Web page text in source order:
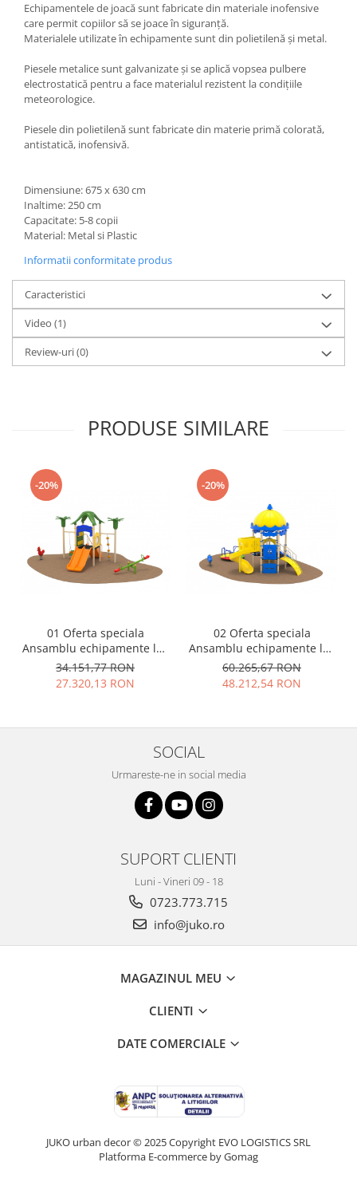
Echipamentele de joacă sunt fabricate din materiale inofensive
care permit copiilor să se joace în siguranță.
Materialele utilizate în echipamente sunt din polietilenă și metal.
Piesele metalice sunt galvanizate și se aplică vopsea pulbere
electrostatică pentru a face materialul rezistent la condițiile
meteorologice.
Piesele din polietilenă sunt fabricate din materie primă colorată,
antistatică, inofensivă.
Dimensiune: 675 x 630 cm
Inaltime: 250 cm
Capacitate: 5-8 copii
Material: Metal si Plastic
Informatii conformitate produs
Caracteristici
Video (1)
Review-uri(0)
PRODUSE SIMILARE
-20%
01 Oferta speciala
Ansamblu echipamente loc
de joaca Scara Tobogan
Cataratoare Leagan
Balansoar Figurina arc
34.151,77 RON
27.320,13 RON
-20%
02 Oferta speciala
Ansamblu echipamente loc
de joaca Scara 2 Tobogane
Cataratoare Figurina arc
Carusel
60.265,67 RON
48.212,54 RON
SOCIAL
Urmareste-ne in social media
SUPORT CLIENTI
Luni - Vineri 09 - 18
0723.773.715
info@juko.ro
MAGAZINUL MEU
CLIENTI
DATE COMERCIALE
JUKO urban decor © 2025 Copyright EVO LOGISTICS SRL
Platforma E-commerce by Gomag